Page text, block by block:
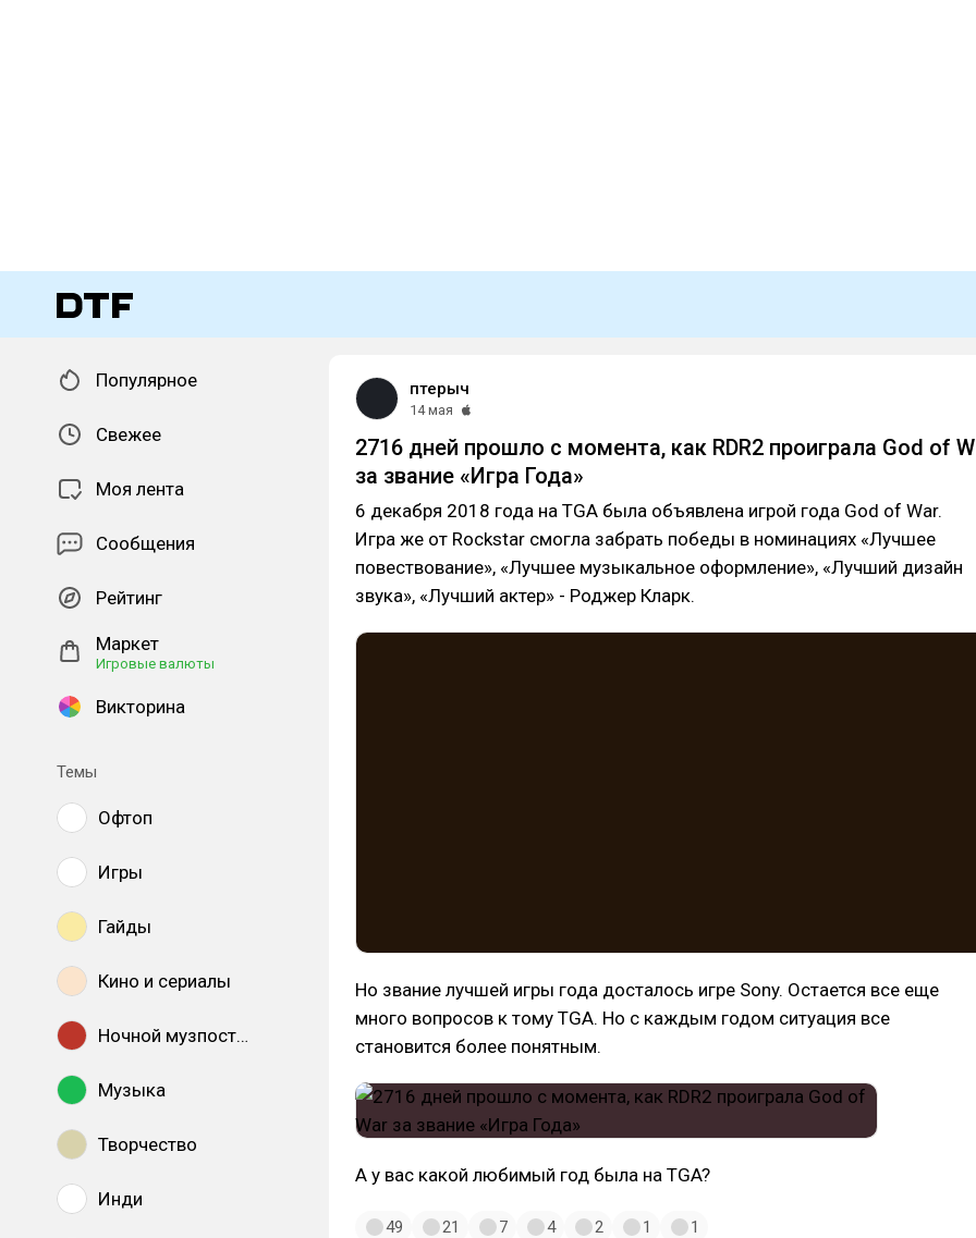
Популярное
Свежее
Моя лента
Сообщения
Рейтинг
Маркет
Игровые валюты
Викторина
Темы
Офтоп
Игры
Гайды
Кино и сериалы
Ночной музпостинг
Музыка
Творчество
Инди
птерыч
14 мая
2716 дней прошло с момента, как RDR2 проиграла God of
за звание «Игра Года»
6 декабря 2018 года на TGA была объявлена игрой года God of War.
Игра же от Rockstar смогла забрать победы в номинациях «Лучшее
повествование», «Лучшее музыкальное оформление», «Лучший дизайн
звука», «Лучший актер» - Роджер Кларк.
Но звание лучшей игры года досталось игре Sony. Остается все еще
много вопросов к тому TGA. Но с каждым годом ситуация все
становится более понятным.
А у вас какой любимый год была на TGA?
49 21 7 4 2 1 1